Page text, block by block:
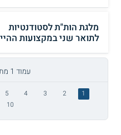
מלגת הות"ת לסטודנטיות
לתואר שני במקצועות
עמוד 1 מתוך 26
1
2
3
4
5
10